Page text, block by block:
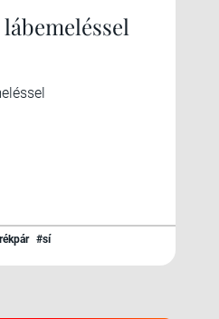
#sí